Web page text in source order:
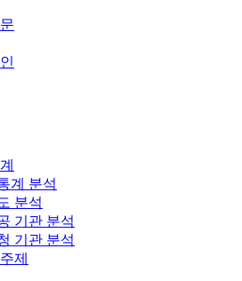
계 분석
분석
기관 분석
기관 분석
제